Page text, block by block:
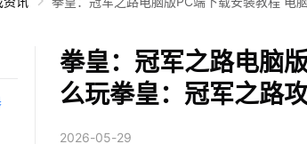
拳皇：冠军之路电脑
么玩拳皇：冠军之路
2026-05-29